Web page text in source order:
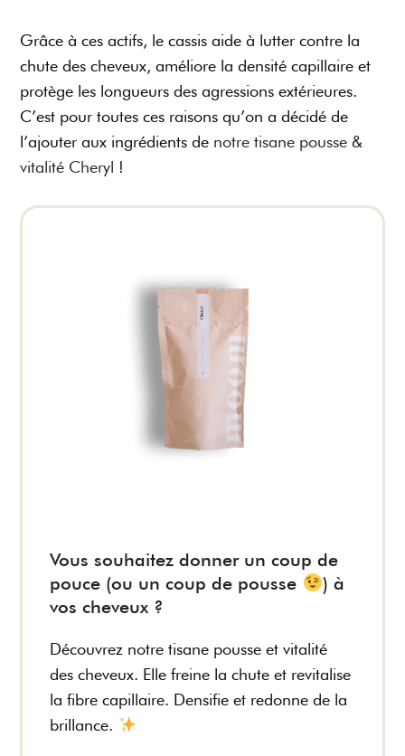
Grâce à ces actifs, le cassis aide à lutter contre la
chute des cheveux, améliore la densité capillaire et
protège les longueurs des agressions extérieures.
C’est pour toutes ces raisons qu’on a décidé de
l’ajouter aux ingrédients de notre tisane pousse &
vitalité Cheryl !
Vous souhaitez donner un coup de
pouce (ou un coup de pousse
) à
vos cheveux ?
Découvrez notre tisane pousse et vitalité
des cheveux. Elle freine la chute et revitalise
la fibre capillaire. Densifie et redonne de la
brillance.